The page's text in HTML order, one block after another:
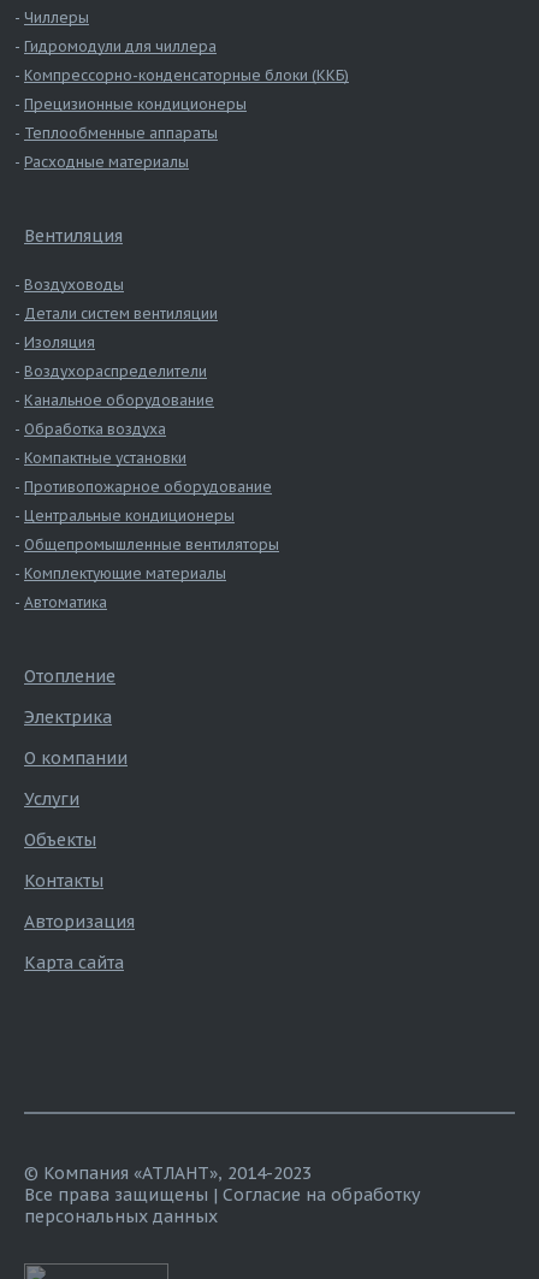
Чиллеры
Гидромодули для чиллера
Компрессорно-конденсаторные блоки (ККБ)
Прецизионные кондиционеры
Теплообменные аппараты
Расходные материалы
Вентиляция
Воздуховоды
Детали систем вентиляции
Изоляция
Воздухораспределители
Канальное оборудование
Обработка воздуха
Компактные установки
Противопожарное оборудование
Центральные кондиционеры
Общепромышленные вентиляторы
Комплектующие материалы
Автоматика
Отопление
Электрика
О компании
Услуги
Объекты
Контакты
Авторизация
Карта сайта
© Компания «АТЛАНТ», 2014-2023
Все права защищены | Согласие на обработку
персональных данных